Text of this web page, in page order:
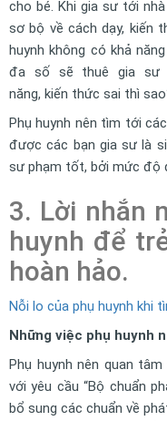
cho bé. Khi gia sư tới
sơ bộ về cách dạy, kiến
huynh không có khả
đa số sẽ thuê gia sư
năng, kiến thức sai thì
Phụ huynh nên tìm tới
được các bạn gia sư là
sư phạm tốt, bởi mức độ
3. Lời nhắn
huynh để
hoàn hảo.
Nỗi lo của phụ huynh khi
Những việc phụ huynh
Phụ huynh nên quan
với yêu cầu “Bộ chuẩn
bổ sung các chuẩn về